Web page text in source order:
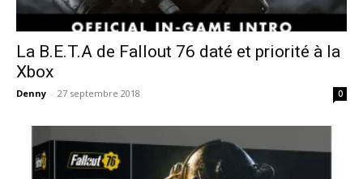
La B.E.T.A de Fallout 76 daté et priorité à la
Xbox
Denny - 27 septembre 2018 0